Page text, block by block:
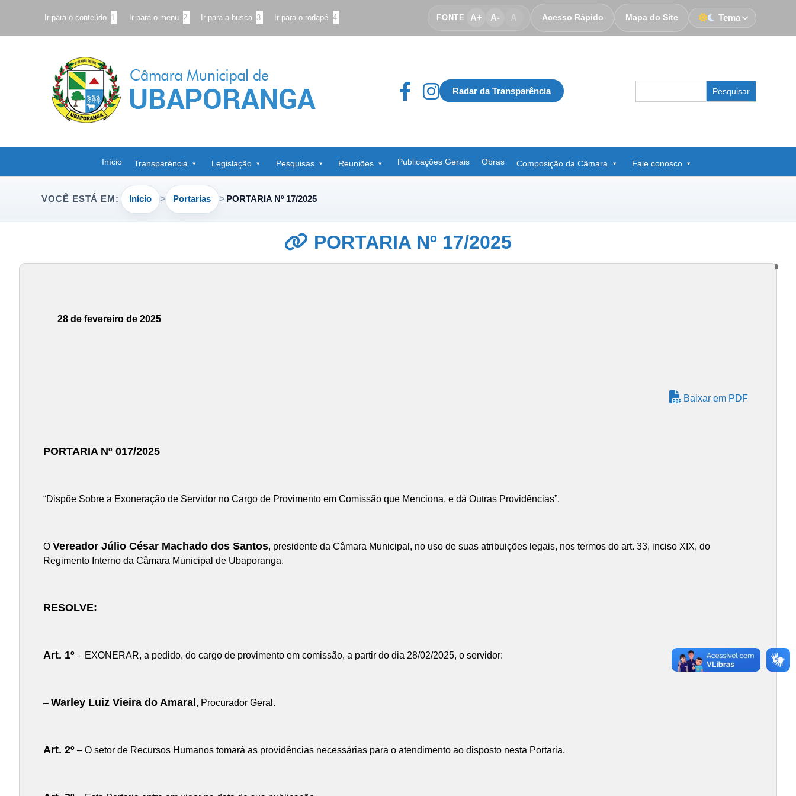
Ir para o conteúdo 1 Ir para o menu 2 Ir para a busca 3 Ir para o rodapé 4 FONTE A+ A- A Acesso Rápido Mapa do Site Tema
Radar da Transparência
for:
Início Transparência Legislação Pesquisas Reuniões Publicações Gerais Obras Composição da Câmara Fale conosco
VOCÊ ESTÁ EM: Início Portarias PORTARIA Nº 17/2025
PORTARIA Nº 17/2025
28 de fevereiro de 2025
Baixar em PDF
PORTARIA Nº 017/2025
“Dispõe Sobre a Exoneração de Servidor no Cargo de Provimento em Comissão que Menciona, e dá Outras Providências”.
O Vereador Júlio César Machado dos Santos, presidente da Câmara Municipal, no uso de suas atribuições legais, nos termos do art. 33, inciso XIX, do
Regimento Interno da Câmara Municipal de Ubaporanga.
RESOLVE:
Art. 1º – EXONERAR, a pedido, do cargo de provimento em comissão, a partir do dia 28/02/2025, o servidor:
– Warley Luiz Vieira do Amaral, Procurador Geral.
Art. 2º – O setor de Recursos Humanos tomará as providências necessárias para o atendimento ao disposto nesta Portaria.